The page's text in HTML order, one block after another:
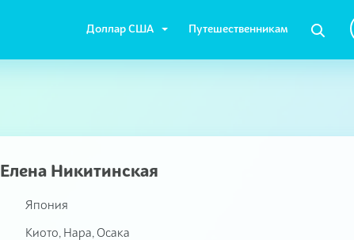
Доллар США Путешественникам
Елена Никитинская
Япония
Киото, Нара, Осака